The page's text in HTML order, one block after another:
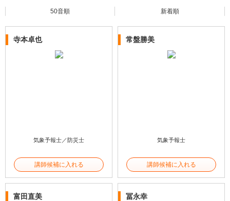
50音順 新着順
寺本卓也
気象予報士／防災士
講師候補に入れる
常盤勝美
気象予報士
講師候補に入れる
富田直美 冨永幸